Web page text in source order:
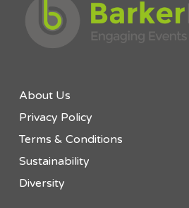
About Us
Privacy Policy
Terms & Conditions
Sustainability
Diversity